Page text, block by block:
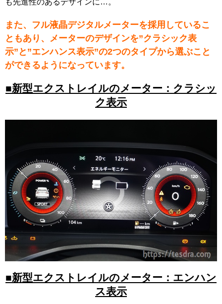
も先進性のあるデザインに…。
また、フル液晶デジタルメーターを採用しているこ
ともあり、メーターのデザインを”クラシック表
示”と”エンハンス表示”の2つのタイプから選ぶこと
ができるようになっています。
■新型エクストレイルのメーター：クラシッ
ク表示
■新型エクストレイルのメーター：エンハン
ス表示